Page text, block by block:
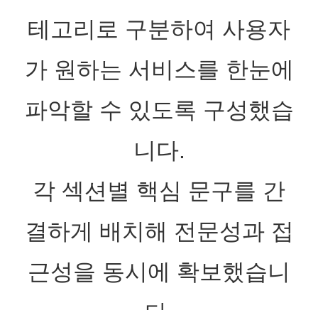
테고리로 구분하여 사용자
가 원하는 서비스를 한눈에
파악할 수 있도록 구성했습
니다.
각 섹션별 핵심 문구를 간
결하게 배치해 전문성과 접
근성을 동시에 확보했습니